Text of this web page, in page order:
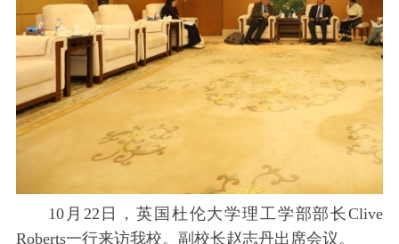
10月22日，英国杜伦大学理工学部部长Clive
Roberts一行来访我校。副校长赵志丹出席会议。